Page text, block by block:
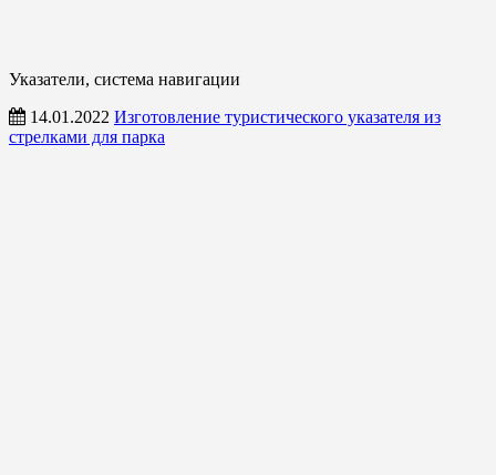
Указатели, система навигации
14.01.2022 Изготовление туристического указателя из
стрелками для парка